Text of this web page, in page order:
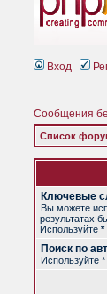
Вход
Сообщения
Список
Ключевые
Вы можете
результатах
Используйте *
Поиск по
Используйте